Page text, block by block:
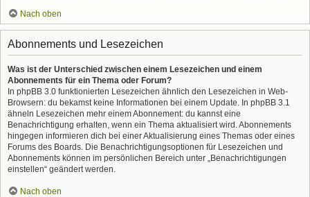
Nach oben
Abonnements und Lesezeichen
Was ist der Unterschied zwischen einem Lesezeichen und einem
Abonnements für ein Thema oder Forum?
In phpBB 3.0 funktionierten Lesezeichen ähnlich den Lesezeichen in Web-
Browsern: du bekamst keine Informationen bei einem Update. In phpBB 3.1
ähneln Lesezeichen mehr einem Abonnement: du kannst eine
Benachrichtigung erhalten, wenn ein Thema aktualisiert wird. Abonnements
hingegen informieren dich bei einer Aktualisierung eines Themas oder eines
Forums des Boards. Die Benachrichtigungsoptionen für Lesezeichen und
Abonnements können im persönlichen Bereich unter „Benachrichtigungen
einstellen“ geändert werden.
Nach oben